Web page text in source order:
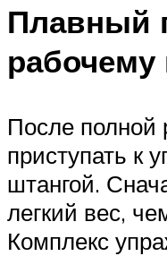
Плавный
рабочему
После полной
приступать к
штангой.
легкий вес,
Комплекс